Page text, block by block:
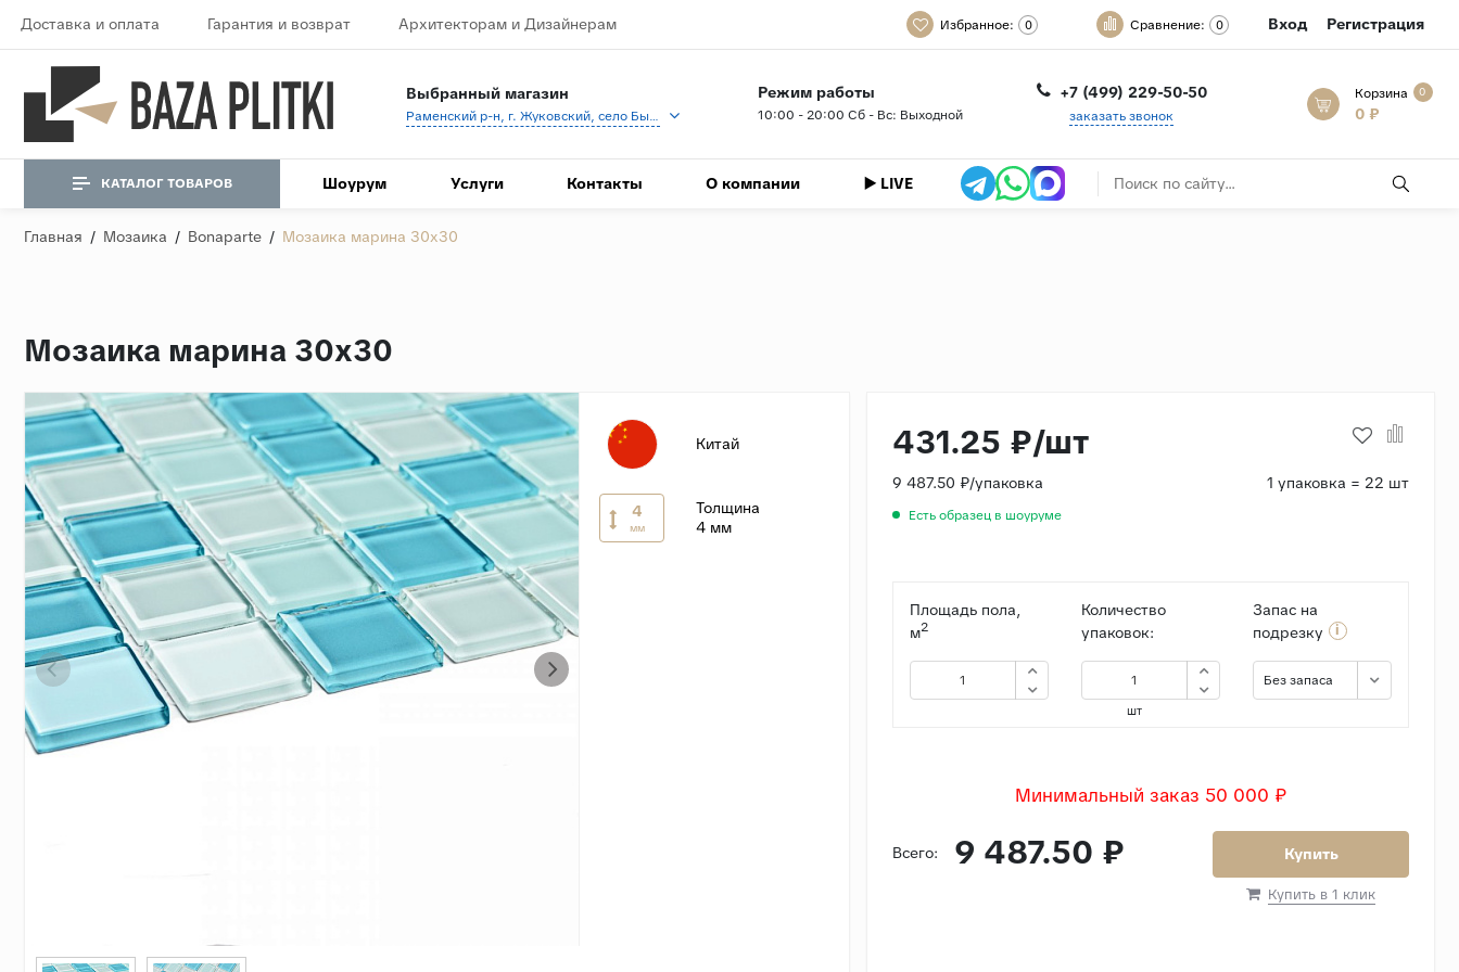
Доставка и оплата Гарантия и возврат Архитекторам и Дизайнерам Избранное: 0 Сравнение: 0 Вход Регистрация
Выбранный магазин
Раменский р-н, г. Жуковский, село Быково, кп Спартак, Береговая ул., 1
Режим работы
10:00 - 20:00 Сб - Вс: Выходной
+7 (499) 229-50-50
заказать звонок
Корзина 0
0 ₽
КАТАЛОГ ТОВАРОВ Шоурум Услуги Контакты О компании ▶️ LIVE
Главная / Мозаика / Bonaparte / Мозаика марина 30х30
Мозаика марина 30х30
Китай
4
мм
Толщина
4 мм
431.25 ₽/шт
9 487.50 ₽/упаковка 1 упаковка = 22 шт
Есть образец в шоуруме
Площадь пола,
м2
Количество
упаковок:
шт
Запас на
подрезку
i
Без запаса
Минимальный заказ 50 000 ₽
Всего: 9 487.50 ₽ Купить
Купить в 1 клик